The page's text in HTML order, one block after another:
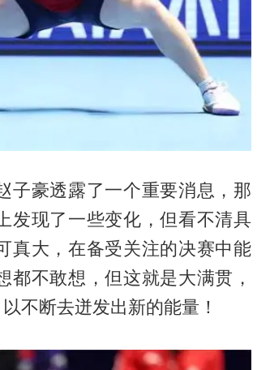
子豪透露了一个重要消息，那
发现了一些变化，但看不清具
真大，在备受关注的决赛中能
不敢想，但这就是大满贯，
不断去迸发出新的能量！